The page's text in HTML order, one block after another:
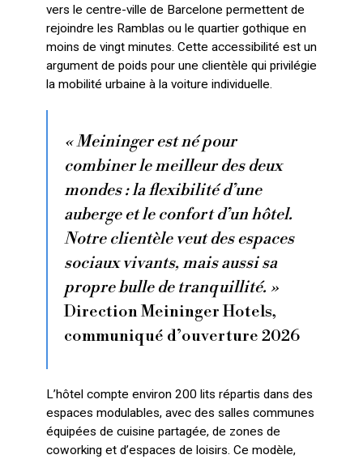
vers le centre-ville de Barcelone permettent de
rejoindre les Ramblas ou le quartier gothique en
moins de vingt minutes. Cette accessibilité est un
argument de poids pour une clientèle qui privilégie
la mobilité urbaine à la voiture individuelle.
« Meininger est né pour
combiner le meilleur des deux
mondes : la flexibilité d’une
auberge et le confort d’un hôtel.
Notre clientèle veut des espaces
sociaux vivants, mais aussi sa
propre bulle de tranquillité. »
Direction Meininger Hotels,
communiqué d’ouverture 2026
L’hôtel compte environ 200 lits répartis dans des
espaces modulables, avec des salles communes
équipées de cuisine partagée, de zones de
coworking et d’espaces de loisirs. Ce modèle,